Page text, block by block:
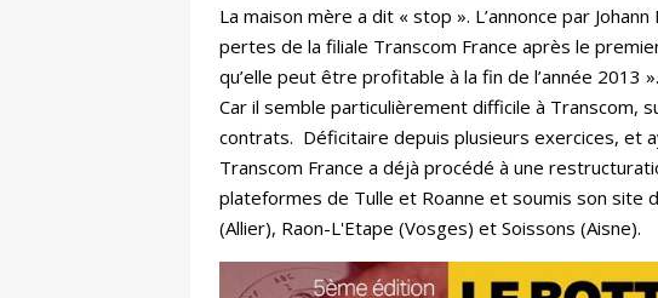
La maison mère a dit « stop ». L’annonce par
pertes de la filiale Transcom France après le
qu’elle peut être profitable à la fin de l’année 2013
Car il semble particulièrement difficile à Transcom,
contrats. Déficitaire depuis plusieurs exercices, et
Transcom France a déjà procédé à une
plateformes de Tulle et Roanne et soumis son site
(Allier), Raon-L'Etape (Vosges) et Soissons (Aisne).